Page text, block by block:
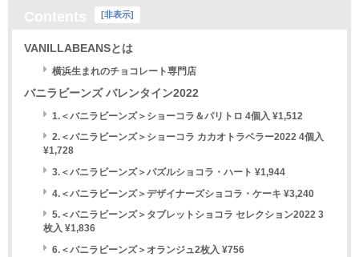
[非表示]
VANILLABEANSとは
横浜生まれのチョコレート専門店
バニラビーンズ バレンタイン2022
1.＜バニラビーンズ＞ショーコラ＆パリトロ 4個入 ¥1,512
2.＜バニラビーンズ＞ショーコラ カカオトラベラー2022 4個入
¥1,728
3.＜バニラビーンズ＞パズルショコラ・ハート ¥1,944
4.＜バニラビーンズ＞デザイナーズショコラ・ケーキ ¥3,240
5.＜バニラビーンズ＞タブレットショコラ セレクション2022 3
枚入 ¥1,836
6.＜バニラビーンズ＞オランジュ2枚入 ¥756